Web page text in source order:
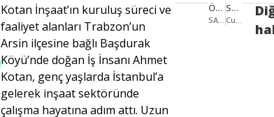
Kotan İnşaat’ın kuruluş süreci ve
faaliyet alanları Trabzon’un
Arsin ilçesine bağlı Başdurak
Köyü’nde doğan İş İnsanı Ahmet
Kotan, genç yaşlarda İstanbul’a
gelerek inşaat sektöründe
çalışma hayatına adım attı. Uzun
ÖNCEKI HABER SONRAKI HABER